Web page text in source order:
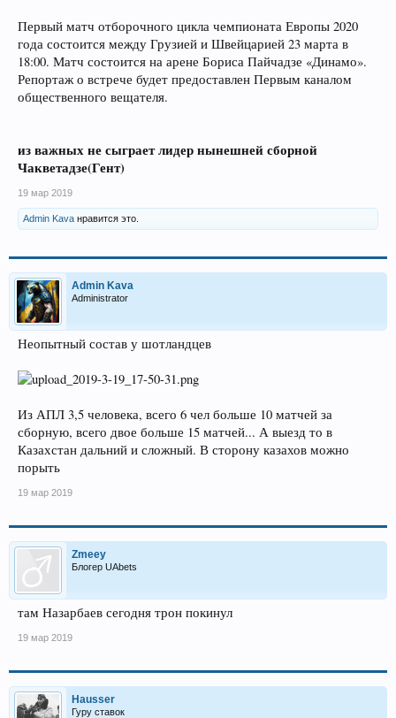
Первый матч отборочного цикла чемпионата Европы 2020
года состоится между Грузией и Швейцарией 23 марта в
18:00. Матч состоится на арене Бориса Пайчадзе «Динамо».
Репортаж о встрече будет предоставлен Первым каналом
общественного вещателя.
из важных не сыграет лидер нынешней сборной
Чакветадзе(Гент)
19 мар 2019
Admin Kava нравится это.
Admin Kava
Administrator
Неопытный состав у шотландцев
Из АПЛ 3,5 человека, всего 6 чел больше 10 матчей за
сборную, всего двое больше 15 матчей... А выезд то в
Казахстан дальний и сложный. В сторону казахов можно
порыть
19 мар 2019
Zmeey
Блогер UAbets
там Назарбаев сегодня трон покинул
19 мар 2019
Hausser
Гуру ставок